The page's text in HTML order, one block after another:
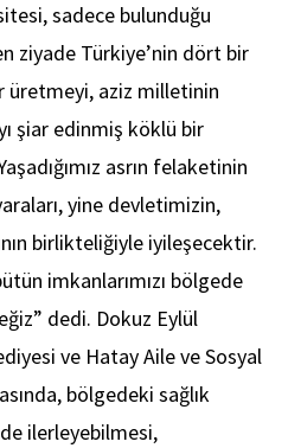
sadece bulunduğu
ziyade Türkiye’nin dört bir
üretmeyi, aziz milletinin
şiar edinmiş köklü bir
asrın felaketinin
yine devletimizin,
birlikteliğiyle iyileşecektir.
imkanlarımızı bölgede
dedi. Dokuz Eylül
ve Hatay Aile ve Sosyal
bölgedeki sağlık
ilerleyebilmesi,